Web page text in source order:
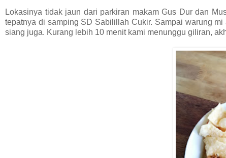
Lokasinya tidak jaun dari parkiran makam Gus Dur dan
tepatnya di samping SD Sabilillah Cukir. Sampai warung
siang juga. Kurang lebih 10 menit kami menunggu giliran,